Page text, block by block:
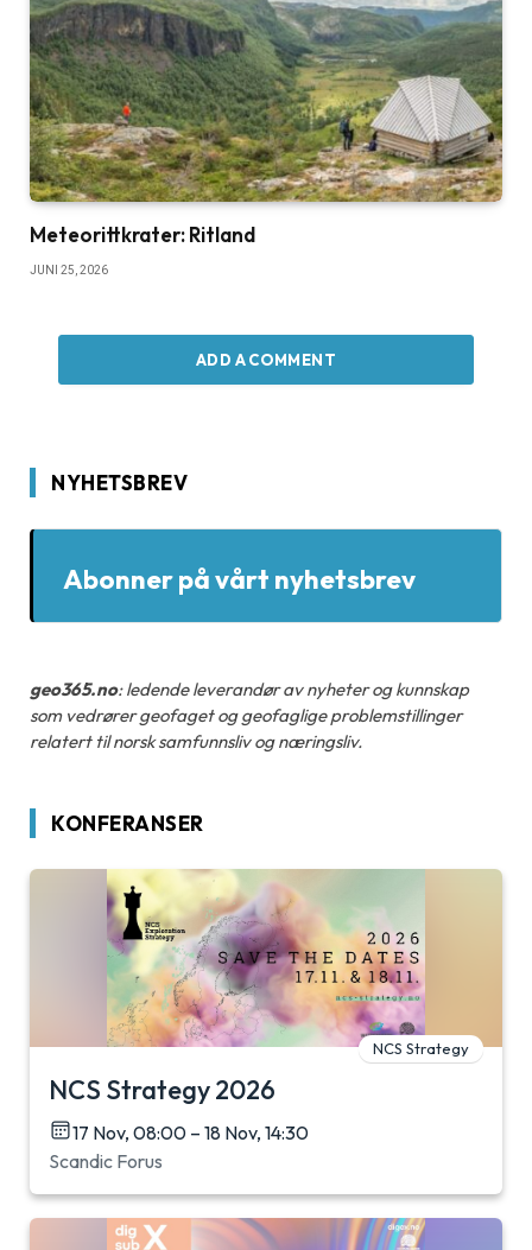
Meteorittkrater: Ritland
JUNI 25, 2026
ADD A COMMENT
NYHETSBREV
Abonner på vårt nyhetsbrev
geo365.no: ledende leverandør av nyheter og kunnskap
som vedrører geofaget og geofaglige problemstillinger
relatert til norsk samfunnsliv og næringsliv.
KONFERANSER
NCS Strategy
NCS Strategy 2026
17 Nov, 08:00 – 18 Nov, 14:30
Scandic Forus